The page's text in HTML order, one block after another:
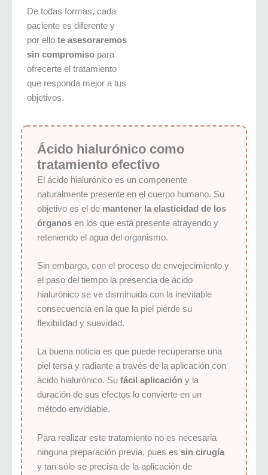
De todas formas, cada
paciente es diferente y
por ello te asesoraremos
sin compromiso para
ofrecerte el tratamiento
que responda mejor a tus
objetivos.
Ácido hialurónico como
tratamiento efectivo
El ácido hialurónico es un componente
naturalmente presente en el cuerpo humano. Su
objetivo es el de mantener la elasticidad de los
órganos en los que está presente atrayendo y
reteniendo el agua del organismo.
Sin embargo, con el proceso de envejecimiento y
el paso del tiempo la presencia de ácido
hialurónico se ve disminuida con la inevitable
consecuencia en la que la piel pierde su
flexibilidad y suavidad.
La buena noticia es que puede recuperarse una
piel tersa y radiante a través de la aplicación con
ácido hialurónico. Su fácil aplicación y la
duración de sus efectos lo convierte en un
método envidiable.
Para realizar este tratamiento no es necesaria
ninguna preparación previa, pues es sin cirugía
y tan sólo se precisa de la aplicación de